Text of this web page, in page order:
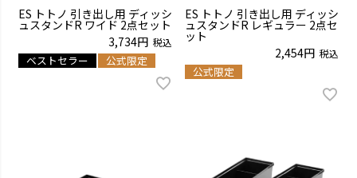
ES トトノ 引き出し用 ディッシ
ュスタンドR ワイド 2点セット
3,734
税込
ベストセラー 公式限定
ES トトノ 引き出し用 ディッシ
ュスタンドR レギュラー 2点セ
ット
2,454
税込
公式限定